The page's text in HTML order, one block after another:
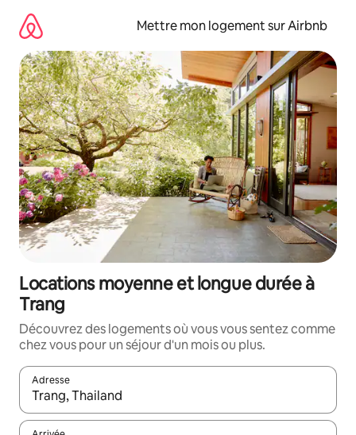
directement
contenu
Mettre mon logement sur Airbnb
Locations moyenne et longue durée à
Trang
Découvrez des logements où vous vous sentez comme
chez vous pour un séjour d'un mois ou plus.
Adresse
Lorsque les résultats s'affichent, utilisez les flèches vers le